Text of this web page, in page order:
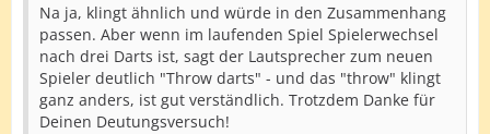
Na ja, klingt ähnlich und würde in den Zusammenhang
passen. Aber wenn im laufenden Spiel Spielerwechsel
nach drei Darts ist, sagt der Lautsprecher zum neuen
Spieler deutlich "Throw darts" - und das "throw" klingt
ganz anders, ist gut verständlich. Trotzdem Danke für
Deinen Deutungsversuch!